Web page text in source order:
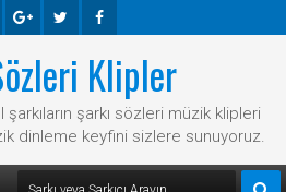
E-
Plus
R Ook
Klipler
şarkı sözleri müzik klipleri
dinleme keyfini sizlere sunuyoruz.